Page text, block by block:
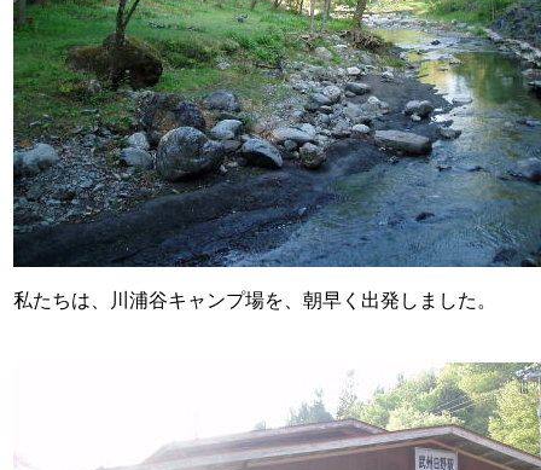
私たちは、川浦谷キャンプ場を、朝早く出発しました。